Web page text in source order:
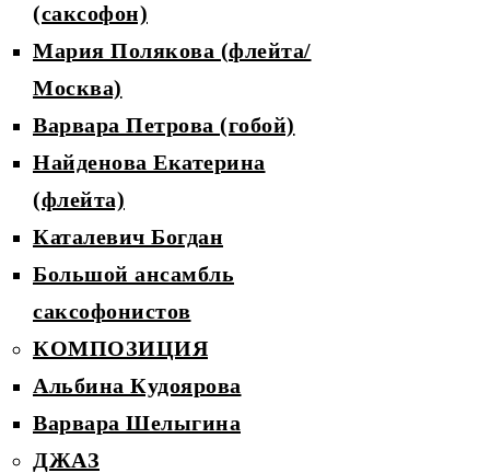
(саксофон)
Мария Полякова (флейта/
Москва)
Варвара Петрова (гобой)
Найденова Екатерина
(флейта)
Каталевич Богдан
Большой ансамбль
саксофонистов
КОМПОЗИЦИЯ
Альбина Кудоярова
Варвара Шелыгина
ДЖАЗ